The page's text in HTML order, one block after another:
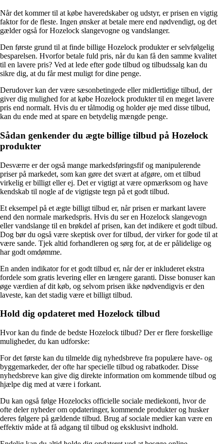
Når det kommer til at købe haveredskaber og udstyr, er prisen en vigtig
faktor for de fleste. Ingen ønsker at betale mere end nødvendigt, og det
gælder også for Hozelock slangevogne og vandslanger.
Den første grund til at finde billige Hozelock produkter er selvfølgelig
besparelsen. Hvorfor betale fuld pris, når du kan få den samme kvalitet
til en lavere pris? Ved at lede efter gode tilbud og tilbudssalg kan du
sikre dig, at du får mest muligt for dine penge.
Derudover kan der være sæsonbetingede eller midlertidige tilbud, der
giver dig mulighed for at købe Hozelock produkter til en meget lavere
pris end normalt. Hvis du er tålmodig og holder øje med disse tilbud,
kan du ende med at spare en betydelig mængde penge.
Sådan genkender du ægte billige tilbud på Hozelock
produkter
Desværre er der også mange markedsføringsfif og manipulerende
priser på markedet, som kan gøre det svært at afgøre, om et tilbud
virkelig er billigt eller ej. Det er vigtigt at være opmærksom og have
kendskab til nogle af de vigtigste tegn på et godt tilbud.
Et eksempel på et ægte billigt tilbud er, når prisen er markant lavere
end den normale markedspris. Hvis du ser en Hozelock slangevogn
eller vandslange til en brøkdel af prisen, kan det indikere et godt tilbud.
Dog bør du også være skeptisk over for tilbud, der virker for gode til at
være sande. Tjek altid forhandleren og sørg for, at de er pålidelige og
har godt omdømme.
En anden indikator for et godt tilbud er, når der er inkluderet ekstra
fordele som gratis levering eller en længere garanti. Disse bonuser kan
øge værdien af dit køb, og selvom prisen ikke nødvendigvis er den
laveste, kan det stadig være et billigt tilbud.
Hold dig opdateret med Hozelock tilbud
Hvor kan du finde de bedste Hozelock tilbud? Der er flere forskellige
muligheder, du kan udforske:
For det første kan du tilmelde dig nyhedsbreve fra populære have- og
byggemarkeder, der ofte har specielle tilbud og rabatkoder. Disse
nyhedsbreve kan give dig direkte information om kommende tilbud og
hjælpe dig med at være i forkant.
Du kan også følge Hozelocks officielle sociale mediekonti, hvor de
ofte deler nyheder om opdateringer, kommende produkter og husker
deres følgere på gældende tilbud. Brug af sociale medier kan være en
effektiv måde at få adgang til tilbud og eksklusivt indhold.